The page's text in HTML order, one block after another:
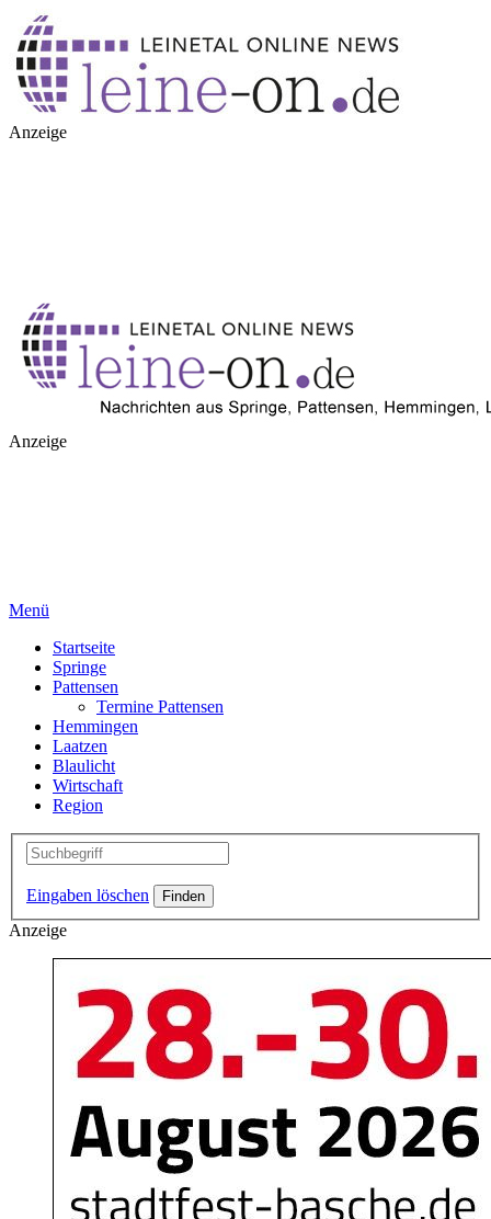
Anzeige
Anzeige
Menü
Startseite
Springe
Pattensen
Termine Pattensen
Hemmingen
Laatzen
Blaulicht
Wirtschaft
Region
Eingaben löschen
Anzeige